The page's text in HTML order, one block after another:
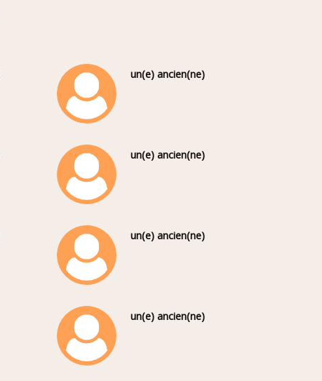
un(e) ancien(ne)
un(e) ancien(ne)
un(e) ancien(ne)
un(e) ancien(ne)